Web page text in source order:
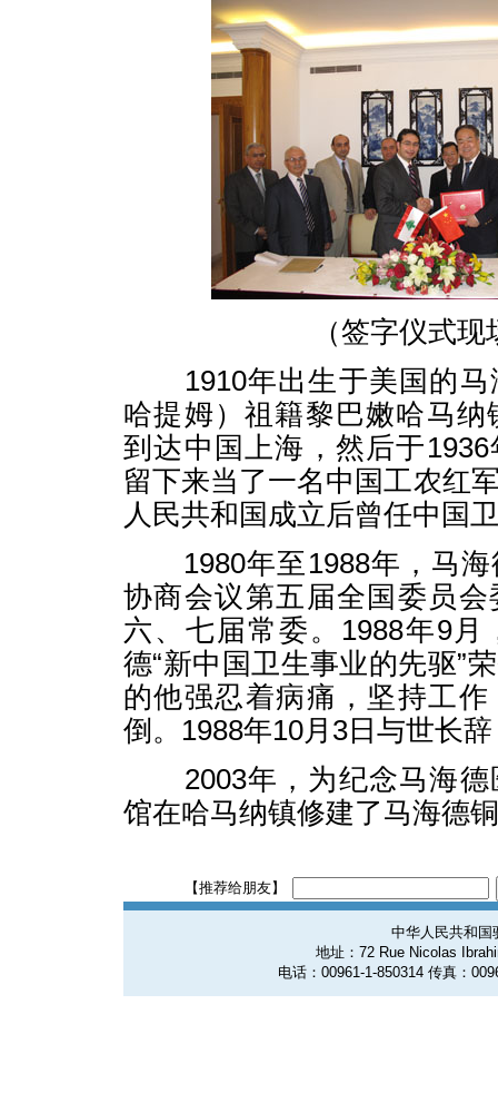
（签字仪式现
1910年出生于美国的马
哈提姆）祖籍黎巴嫩哈马纳
到达中国上海，然后于
留下来当了一名中国工农红
人民共和国成立后曾任中国
1980年至1988年，马海
协商会议第五届全国委员
六、七届常委。1988年9月
德“新中国卫生事业的先驱”
的他强忍着病痛，坚持工
倒。1988年10月3日与世长
2003年，为纪念马海德
馆在哈马纳镇修建了马海德
【推荐给朋友】
中华人民共和国
地址：72 Rue Nicolas
电话：00961-1-850314 传真：